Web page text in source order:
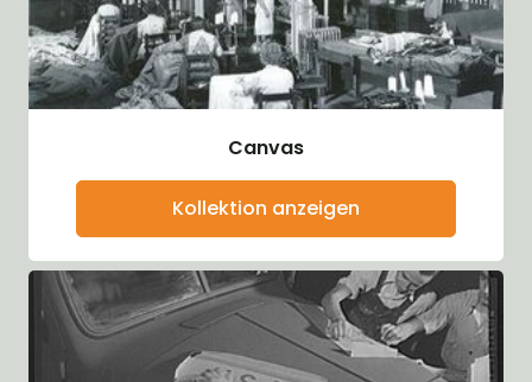
Canvas
Kollektion anzeigen